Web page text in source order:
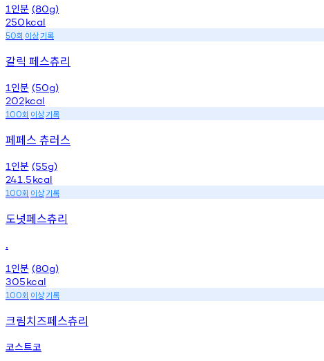
1 인분 (80g)
250kcal
50회 이상기록
갈릭 페스츄리
1 인분 (50g)
202kcal
100회 이상기록
페페스 츄러스
1 인분 (55g)
241.5kcal
100회 이상기록
도넛페스츄리
.
1 인분 (80g)
305kcal
100회 이상기록
크림치즈페스츄리
코스트코